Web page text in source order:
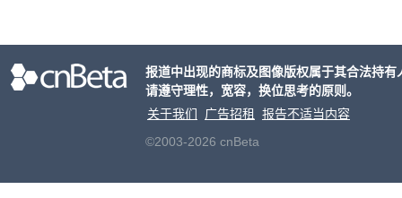
报道中出现的商标及图像版权属于其合法持
请遵守理性，宽容，换位思考的原则。
关于我们
广告招租
报告不适当内容
©2003-2026 cnBeta